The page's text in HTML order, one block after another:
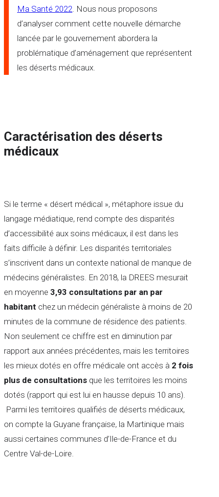
Ma Santé 2022. Nous nous proposons
d’analyser comment cette nouvelle démarche
lancée par le gouvernement abordera la
problématique d’aménagement que représentent
les déserts médicaux.
Caractérisation des déserts
médicaux
Si le terme « désert médical », métaphore issue du
langage médiatique, rend compte des disparités
d’accessibilité aux soins médicaux, il est dans les
faits difficile à définir. Les disparités territoriales
s’inscrivent dans un contexte national de manque de
médecins généralistes. En 2018, la DREES mesurait
en moyenne 3,93 consultations par an par
habitant chez un médecin généraliste à moins de 20
minutes de la commune de résidence des patients.
Non seulement ce chiffre est en diminution par
rapport aux années précédentes, mais les territoires
les mieux dotés en offre médicale ont accès à 2 fois
plus de consultations que les territoires les moins
dotés (rapport qui est lui en hausse depuis 10 ans).
Parmi les territoires qualifiés de déserts médicaux,
on compte la Guyane française, la Martinique mais
aussi certaines communes d’Ile-de-France et du
Centre Val-de-Loire.